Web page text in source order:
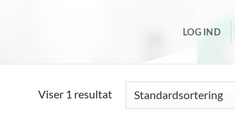
LOG IND
Viser 1 resultat